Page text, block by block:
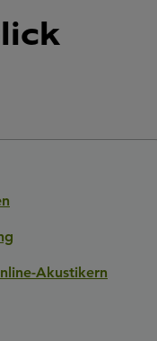
Akustikern